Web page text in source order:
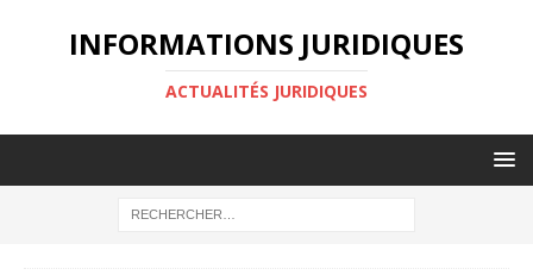
INFORMATIONS JURIDIQUES
ACTUALITÉS JURIDIQUES